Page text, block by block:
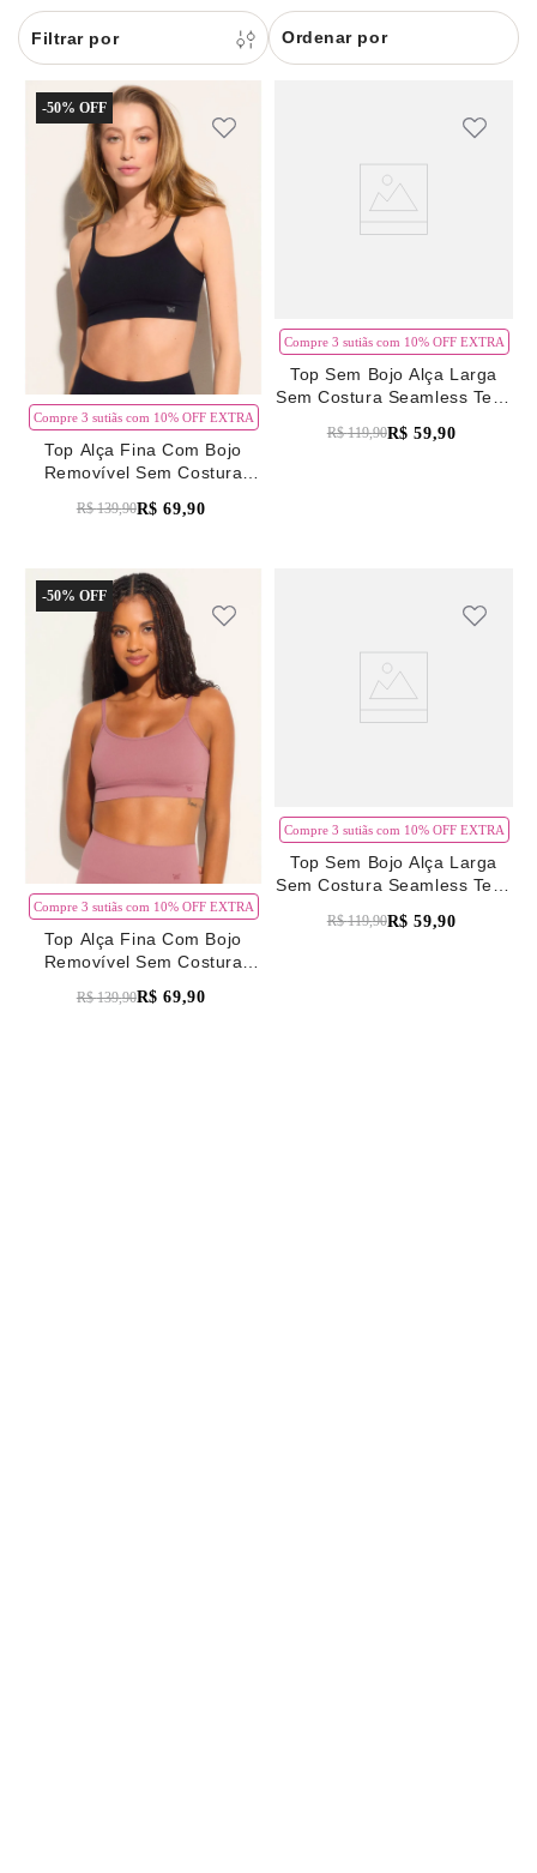
Ordenar por
-50%
Compre 3 sutiãs com 10% OFF EXTRA
Top Alça Fina Com Bojo
Removível Sem Costura
R$ 139,90R$ 69,90
Compre 3 sutiãs com 10% OFF EXTRA
Top Sem Bojo Alça Larga
Sem Costura Seamless Tech
R$ 119,90R$ 59,90
-50%
Compre 3 sutiãs com 10% OFF EXTRA
Top Alça Fina Com Bojo
Removível Sem Costura
Madeira
R$ 139,90R$ 69,90
Compre 3 sutiãs com 10% OFF EXTRA
Top Sem Bojo Alça Larga
Sem Costura Seamless Tech
R$ 119,90R$ 59,90
8
9 sutiã renda